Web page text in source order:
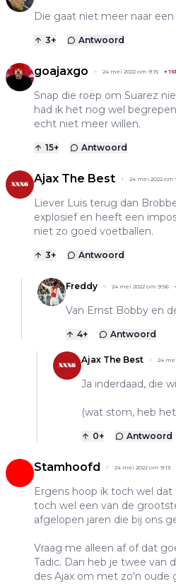
Die gaat niet meer naar een
3+ Antwoord
goajaxgo 24 mei 2022 om 9:15 +
Snap die roep om Suarez
had ik het nog wel
echt niet meer willen.
15+ Antwoord
Ajax The Best 24 mei 2022 om
Liever Luis terug dan
explosief en heeft een
niet zo goed voetballen.
3+ Antwoord
Freddy 24 mei 2022 om 9:56
Van Ernst Bobby en
4+ Antwoord
Ajax The Best 24
Ja inderdaad, die
(wat stom, heb
0+ Antwoord
Stamhoofd 24 mei 2022 om 9:13
Ergens hoop ik toch wel
toch wel een van de
afgelopen jaren die bij ons
Vraag me alleen af of dat
Tadic. Dan heb je twee van
des Ajax om met zo'n oude